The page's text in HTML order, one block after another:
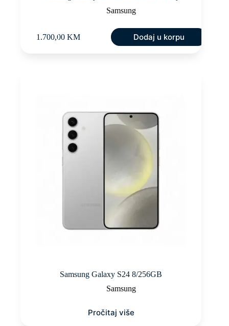
Samsung
1.700,00 KM Dodaj u korpu
Samsung Galaxy S24 8/256GB
Samsung
Pročitaj više